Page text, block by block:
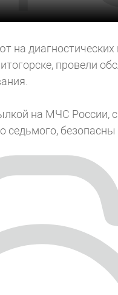
на
провели
на МЧС России,
седьмого,